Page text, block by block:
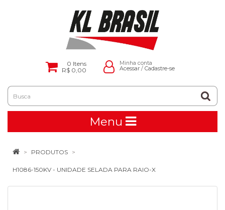
0 Itens
R$ 0,00
Minha conta
Acessar/ Cadastre-se
Menu
PRODUTOS
H1086-150KV - UNIDADE SELADA PARA RAIO-X